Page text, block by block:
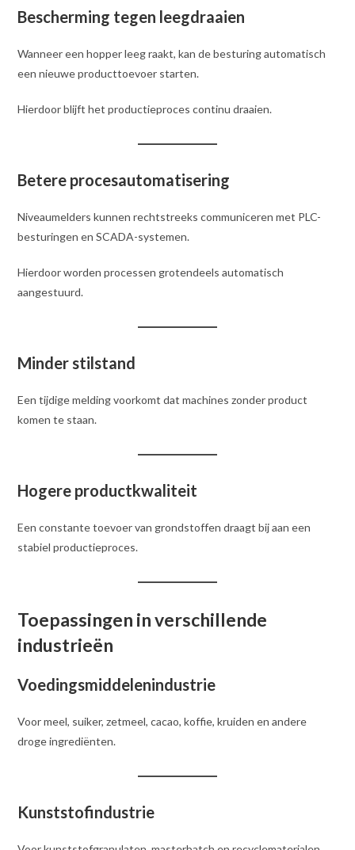
Bescherming tegen leegdraaien
Wanneer een hopper leeg raakt, kan de besturing automatisch
een nieuwe producttoevoer starten.
Hierdoor blijft het productieproces continu draaien.
Betere procesautomatisering
Niveaumelders kunnen rechtstreeks communiceren met PLC-
besturingen en SCADA-systemen.
Hierdoor worden processen grotendeels automatisch
aangestuurd.
Minder stilstand
Een tijdige melding voorkomt dat machines zonder product
komen te staan.
Hogere productkwaliteit
Een constante toevoer van grondstoffen draagt bij aan een
stabiel productieproces.
Toepassingen in verschillende
industrieën
Voedingsmiddelenindustrie
Voor meel, suiker, zetmeel, cacao, koffie, kruiden en andere
droge ingrediënten.
Kunststofindustrie